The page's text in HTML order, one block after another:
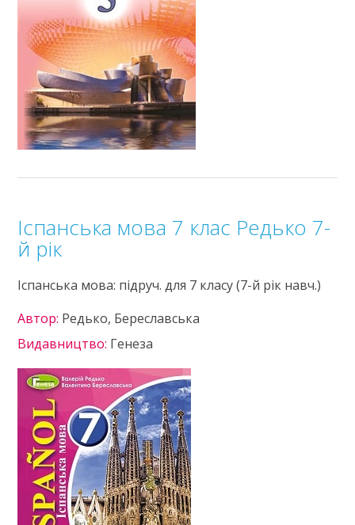
Іспанська мова 7 клас Редько 7-
й рік
Іспанська мова: підруч. для 7 класу (7-й рік навч.)
Автор: Редько, Береславська
Видавництво: Генеза